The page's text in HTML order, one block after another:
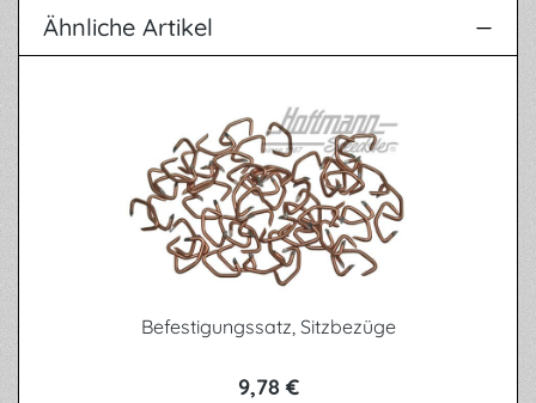
Ähnliche Artikel
Produktgalerie überspringen
Befestigungssatz, Sitzbezüge
9,78 €